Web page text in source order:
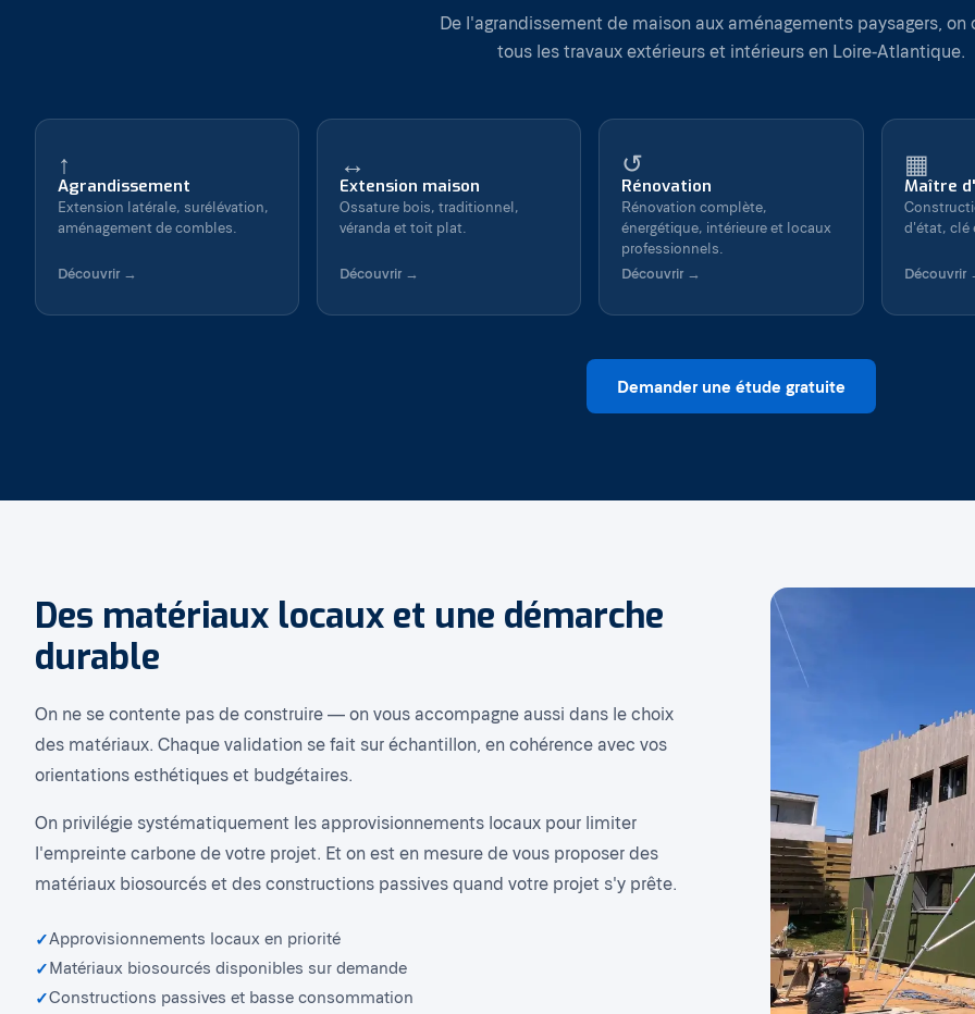
De l'agrandissement de maison aux aménagements paysagers, on
tous les travaux extérieurs et intérieurs en Loire-Atlantique.
↑
Agrandissement
Extension latérale, surélévation,
aménagement de combles.
Découvrir →
↔
Extension maison
Ossature bois, traditionnel,
véranda et toit plat.
Découvrir →
↺
Rénovation
Rénovation complète,
énergétique, intérieure et locaux
professionnels.
Découvrir →
▦
Maître
d'état, clé
Découvrir
Demander une étude gratuite
Des matériaux locaux et une démarche
durable
On ne se contente pas de construire — on vous accompagne aussi dans le choix
des matériaux. Chaque validation se fait sur échantillon, en cohérence avec vos
orientations esthétiques et budgétaires.
On privilégie systématiquement les approvisionnements locaux pour limiter
l'empreinte carbone de votre projet. Et on est en mesure de vous proposer des
matériaux biosourcés et des constructions passives quand votre projet s'y prête.
Approvisionnements locaux en priorité
Matériaux biosourcés disponibles sur demande
Constructions passives et basse consommation